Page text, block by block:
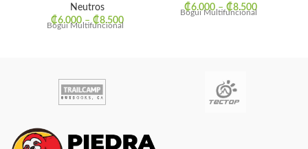
Neutros
₡6.000–₡8.500
Bogui Multifuncional
₡6.000–₡8.500
Bogui Multifuncional